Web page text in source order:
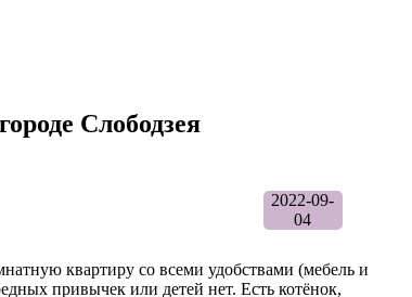
Слободзея
2022-09-
04
квартиру со всеми удобствами (мебель и
привычек или детей нет. Есть котёнок,